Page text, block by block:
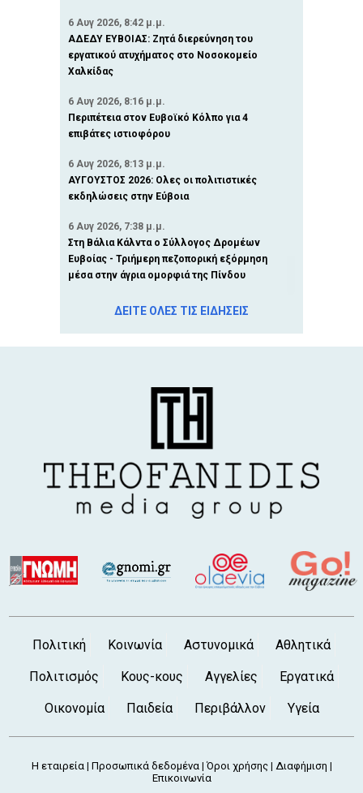
6 Αυγ 2026, 8:42 μ.μ.
ΑΔΕΔΥ ΕΥΒΟΙΑΣ: Ζητά διερεύνηση του
εργατικού ατυχήματος στο Νοσοκομείο
Χαλκίδας
6 Αυγ 2026, 8:16 μ.μ.
Περιπέτεια στον Ευβοϊκό Κόλπο για 4
επιβάτες ιστιοφόρου
6 Αυγ 2026, 8:13 μ.μ.
ΑΥΓΟΥΣΤΟΣ 2026: Ολες οι πολιτιστικές
εκδηλώσεις στην Εύβοια
6 Αυγ 2026, 7:38 μ.μ.
Στη Βάλια Κάλντα ο Σύλλογος Δρομέων
Ευβοίας - Τριήμερη πεζοπορική εξόρμηση
μέσα στην άγρια ομορφιά της Πίνδου
6 Αυγ 2026, 6:51 μ.μ.
Αυγούστου σε Δήμο της Εύβοιας
αεροσκάφη και ενισχύονται οι δυνάμεις –
Πυροσβεστικά οχήματα στο λιμάνι της
6 Αυγ 2026, 5:16 μ.μ.
ΧΑΛΚΙΔΑ - ΥΨΗΛΗ ΓΕΦΥΡΑ: Γυναίκα
βούτηξε στο κενό και έπεσε στη θάλασσα
γυμναστήριο Ψαχνών - Στην τελική ευθεία
το έργο
ΕΟΔΥ: Έξι θάνατοι από τον ιό του Δυτικού
Νείλου - Στους 65 οι νοσούντες
Νέος διπλωματούχος μηχανικός ο
στις εγκαταστάσεις της ΕΡΤ κοντά στον
ΔΕΙΤΕ ΟΛΕΣ ΤΙΣ ΕΙΔΗΣΕΙΣ
Πολιτική Κοινωνία Αστυνομικά Αθλητικά
Πολιτισμός Κους-κους Αγγελίες Εργατικά
Οικονομία Παιδεία Περιβάλλον Υγεία
Η εταιρεία | Προσωπικά δεδομένα | Όροι χρήσης| Διαφήμιση |
Επικοινωνία